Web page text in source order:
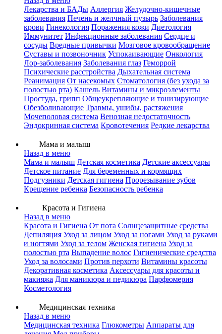
Лекарства и БАДы Аллергия Желудочно-кишечные
заболевания Печень и желчный пузырь Заболевания
крови Гинекология Поражения кожи Диетология
Иммунитет Инфекционные заболевания Сердце и
сосуды Вредные привычки Мозговое кровообращение
Суставы и позвоночник Успокаивающие Онкология
Лор-заболевания Заболевания глаз Геморрой
Психические расстройства Дыхательная система
Реанимация От насекомых Стоматология (без ухода за
полостью рта) Кашель Витамины и микроэлементы
Простуда, грипп Общеукрепляющие и тонизирующие
Обезболивающие Травмы, ушибы, растяжения
Мочеполовая система Венозная недостаточность
Эндокринная система Кровотечения Редкие лекарства
Мама и малыш
Назад в меню
Мама и малыш Детская косметика Детские аксессуары
Детское питание Для беременных и кормящих
Подгузники Детская гигиена Прорезывание зубов
Крещение ребенка Безопасность ребенка
Красота и Гигиена
Назад в меню
Красота и Гигиена От пота Солнцезащитные средства
Депиляция Уход за лицом Уход за ногами Уход за руками
и ногтями Уход за телом Женская гигиена Уход за
полостью рта Выпадение волос Гигиенические средства
Уход за волосами Против перхоти Витамины красоты
Декоративная косметика Аксессуары для красоты и
макияжа Для маникюра и педикюра Парфюмерия
Косметология
Медицинская техника
Назад в меню
Медицинская техника Глюкометры Аппараты для